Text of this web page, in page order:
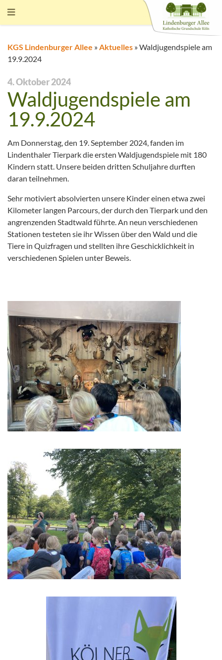
KGS Lindenburger Allee »Aktuelles »Waldjugendspiele am
19.9.2024
4. Oktober 2024
Waldjugendspiele am
19.9.2024
Am Donnerstag, den 19. September 2024, fanden im
Lindenthaler Tierpark die ersten Waldjugendspiele mit 180
Kindern statt. Unsere beiden dritten Schuljahre durften
daran teilnehmen.
Sehr motiviert absolvierten unsere Kinder einen etwa zwei
Kilometer langen Parcours, der durch den Tierpark und den
angrenzenden Stadtwald führte. An neun verschiedenen
Stationen testeten sie ihr Wissen über den Wald und die
Tiere in Quizfragen und stellten ihre Geschicklichkeit in
verschiedenen Spielen unter Beweis.